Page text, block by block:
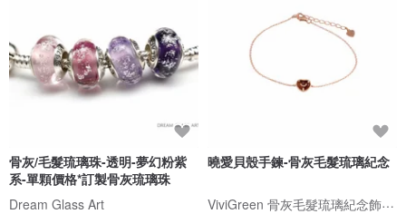
骨灰/毛髮琉璃珠-透明-夢幻粉紫
系-單顆價格*訂製骨灰琉璃珠
Dream Glass Art
曉愛貝殼手鍊-骨灰毛髮琉璃紀念
ViviGreen 骨灰毛髮琉璃紀念飾品/骨灰寵物骨灰罐